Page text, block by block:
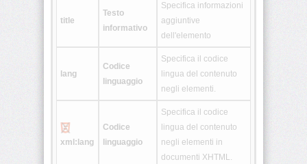
<fieldset>
title
Testo
informativo
Specifica informazioni
aggiuntive
dell'elemento
lang
Codice
linguaggio
Specifica il codice
lingua del contenuto
negli elementi.
xml:lang
Codice
linguaggio
Specifica il codice
lingua del contenuto
negli elementi in
documenti XHTML.